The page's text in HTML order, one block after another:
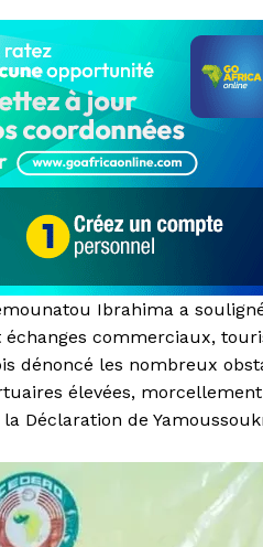
Ibrahima a
échanges commerciaux,
dénoncé les nombreux
élevées,
Déclaration de